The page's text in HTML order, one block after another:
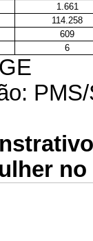
1.661
114.258
609
6